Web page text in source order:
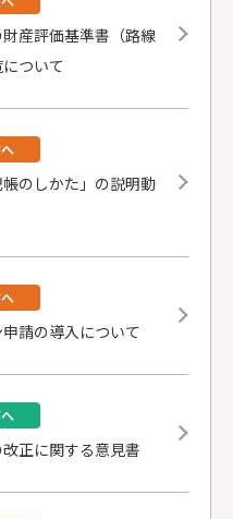
産評価基準書（路線
ついて
帳のしかた」の説明動
請の導入について
正に関する意見書